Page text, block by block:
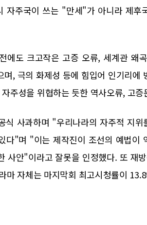
자주국이 쓰는 "만세"가 아니라 제
에도 크고작은 고증 오류, 세계관 왜
며, 극의 화제성 등에 힘입어 인기리에
주성을 위협하는 듯한 역사오류, 고
식 사과하며 "우리나라의 자주적 지
다"며 "이는 제작진이 조선의 예법이
사안"이라고 잘못을 인정했다. 또 재
마 자체는 마지막회 최고시청률이